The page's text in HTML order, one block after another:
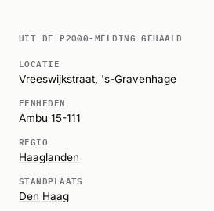
UIT DE P2000-MELDING GEHAALD
LOCATIE
Vreeswijkstraat, 's-Gravenhage
EENHEDEN
Ambu 15-111
REGIO
Haaglanden
STANDPLAATS
Den Haag